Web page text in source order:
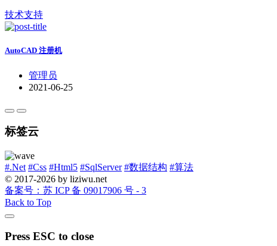
技术支持
AutoCAD 注册机
管理员
2021-06-25
标签云
#.Net #Css #Html5 #SqlServer #数据结构 #算法
© 2017-2026 by liziwu.net
备案号：苏 ICP 备 09017906 号 - 3
Back to Top
Press ESC to close